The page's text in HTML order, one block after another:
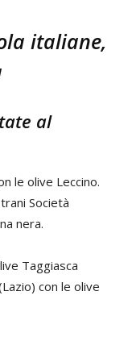
italiane,
al
le olive Leccino.
Società
nera.
Taggiasca
con le olive